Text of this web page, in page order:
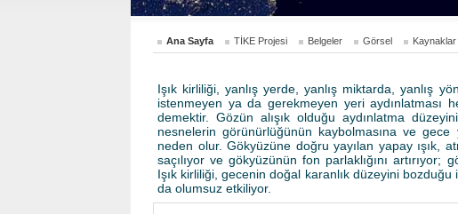
Ana Sayfa TİKE Projesi Belgeler Görsel Kaynaklar
Işık kirliliği, yanlış yerde, yanlış miktarda, yanlış
istenmeyen ya da gerekmeyen yeri aydınlatması
demektir. Gözün alışık olduğu aydınlatma
nesnelerin görünürlüğünün kaybolmasına ve
neden olur. Gökyüzüne doğru yayılan yapay ışık,
saçılıyor ve gökyüzünün fon parlaklığını artırıyor;
Işık kirliliği, gecenin doğal karanlık düzeyini
da olumsuz etkiliyor.